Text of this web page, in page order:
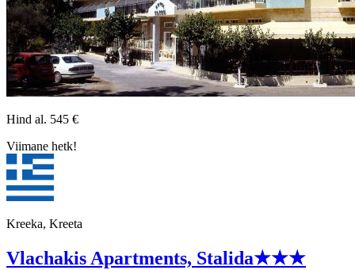
Hind al. 545 €
Viimane hetk!
Kreeka, Kreeta
Vlachakis Apartments, Stalida★★★